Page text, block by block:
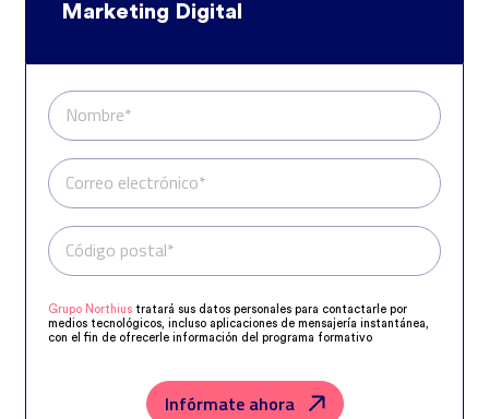
Marketing Digital
Nombre*
Correo electrónico*
Teléfono*
Código postal*
Grupo Northius tratará sus datos personales para contactarle por
medios tecnológicos, incluso aplicaciones de mensajería instantánea,
con el fin de ofrecerle información del programa formativo
correspondiente. Compartiremos su solicitud con las empresas que
Grupo Northius
, con el objeto de que estas puedan
hacerle llegar la mejor oferta de productos y servicios de acuerdo a su
Infórmate ahora